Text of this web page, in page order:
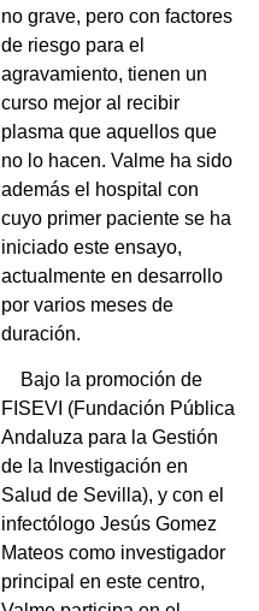
no grave, pero con factores
de riesgo para el
agravamiento, tienen un
curso mejor al recibir
plasma que aquellos que
no lo hacen. Valme ha sido
además el hospital con
cuyo primer paciente se ha
iniciado este ensayo,
actualmente en desarrollo
por varios meses de
duración.
Bajo la promoción de
FISEVI (Fundación Pública
Andaluza para la Gestión
de la Investigación en
Salud de Sevilla), y con el
infectólogo Jesús Gomez
Mateos como investigador
principal en este centro,